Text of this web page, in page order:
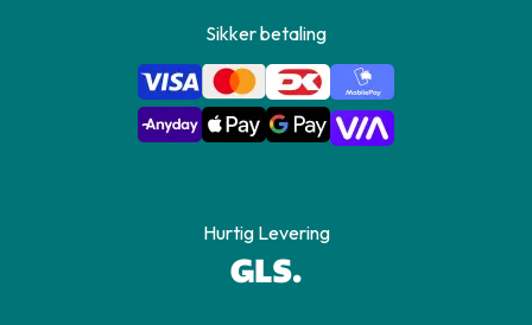
Sikker betaling
Hurtig Levering